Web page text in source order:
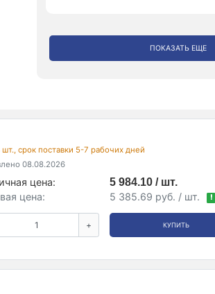
ПОКАЗАТЬ ЕЩЕ
шт., срок поставки 5-7 рабочих дней
08.08.2026
цена:
5 984.10 / шт.
цена:
5 385.69 руб. / шт. !
+ КУПИТЬ